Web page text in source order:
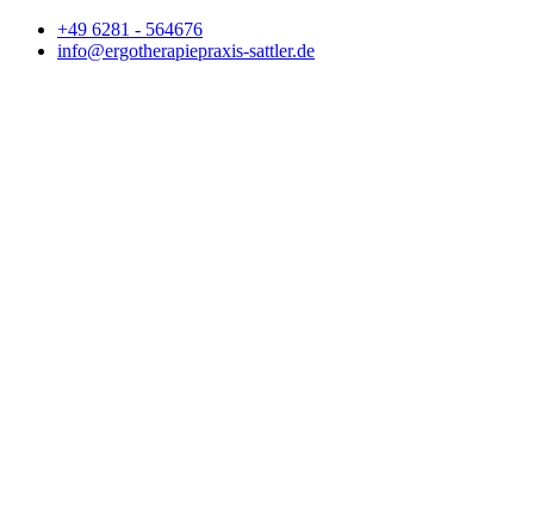
+49 6281 - 564676
info@ergotherapiepraxis-sattler.de